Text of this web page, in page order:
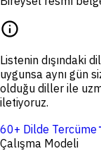
info
Listenin dışındaki
uygunsa aynı gün
olduğu diller ile
iletiyoruz.
60+ Dilde Tercüme
Çalışma Modeli